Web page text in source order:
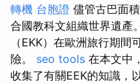
轉機 台胞證 儘管古巴面
合國教科文組織世界遺產。
（EKK）在歐洲旅行期
險。 seo tools 在本文中
收集了有關EEK的知識，